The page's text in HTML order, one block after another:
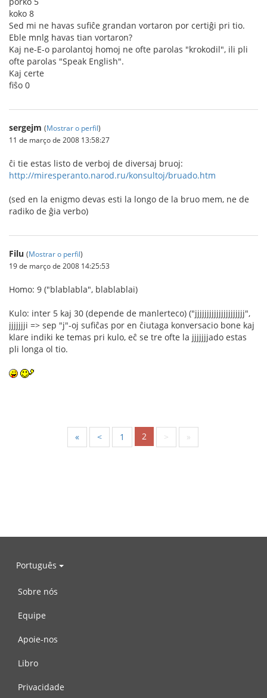
koko 8
Sed mi ne havas sufiĉe grandan vortaron por certiĝi pri tio.
Eble mnlg havas tian vortaron?
Kaj ne-E-o parolantoj homoj ne ofte parolas "krokodil", ili pli
ofte parolas "Speak English".
Kaj certe
fiŝo 0
sergejm (Mostrar o perfil)
11 de março de 2008 13:58:27
ĉi tie estas listo de verboj de diversaj bruoj:
http://miresperanto.narod.ru/konsultoj/bruado.htm
(sed en la enigmo devas esti la longo de la bruo mem, ne de
radiko de ĝia verbo)
Filu (Mostrar o perfil)
19 de março de 2008 14:25:53
Homo: 9 ("blablabla", blablablai)
Kulo: inter 5 kaj 30 (depende de manlerteco) ("jjjjjjjjjjjjjjjjjjjjj",
jjjjjjji => sep "j"-oj sufiĉas por en ĉiutaga konversacio bone kaj
klare indiki ke temas pri kulo, eĉ se tre ofte la jjjjjjjado estas
pli longa ol tio.
« < 1 2 > »
Português
Sobre nós
Equipe
Apoie-nos
Libro
Privacidade